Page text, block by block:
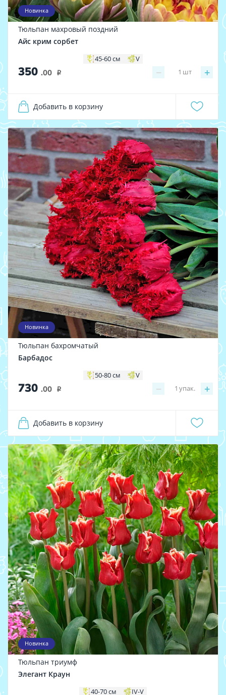
Новинка
Тюльпан махровый поздний
Айс крим сорбет
45-60 см V
350 .00 i − +
1 шт
Добавить в корзину
Новинка
Тюльпан бахромчатый
Барбадос
50-80 см V
730 .00 i − +
1 упак.
Добавить в корзину
Новинка
Тюльпан триумф
Элегант Краун
40-70 см IV-V